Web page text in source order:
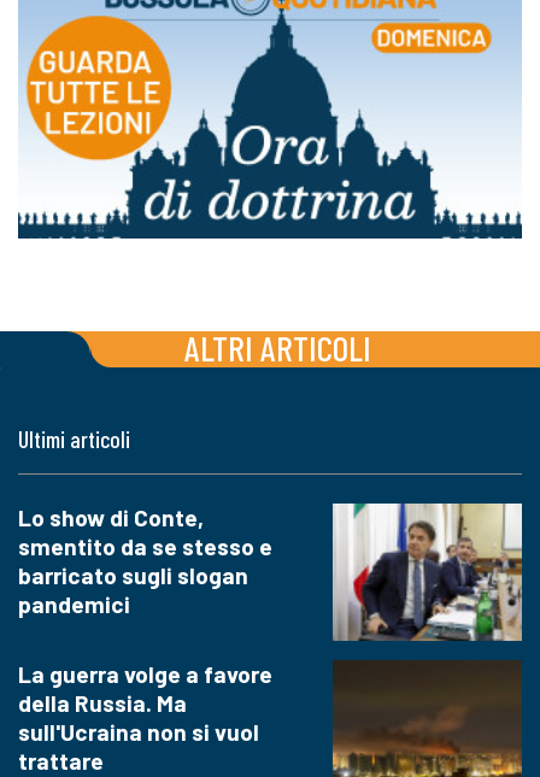
ALTRI ARTICOLI
Ultimi articoli
Lo show di Conte,
smentito da se stesso e
barricato sugli slogan
pandemici
La guerra volge a favore
della Russia. Ma
sull'Ucraina non si vuol
trattare